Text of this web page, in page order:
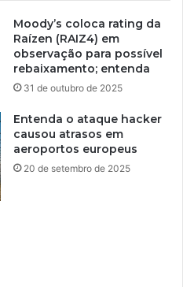
Moody’s coloca rating da
Raízen (RAIZ4) em
observação para possível
rebaixamento; entenda
31 de outubro de 2025
Entenda o ataque hacker
causou atrasos em
aeroportos europeus
20 de setembro de 2025